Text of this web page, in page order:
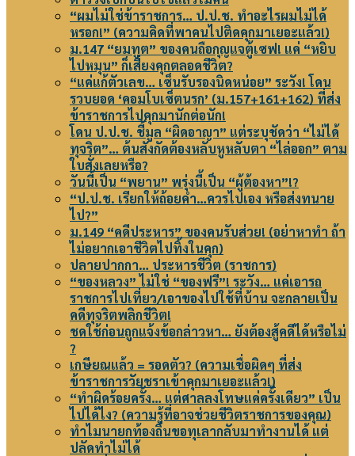
“ผมไม่ใช่ข้าราชการ… ป.ป.ช. ทำอะไรผมไม่ได้
หรอก!” (ความคิดที่พาคนไปติดคุกมาเยอะแล้ว!)
ม.147 “ยมทูต” ของคนถือกุญแจตู้เซฟ! แค่ “หยิบ
ไปหมุน” ก็เสี่ยงคุกตลอดชีวิต?
“แค่แก้ตัวเลข… เซ็นรับรองนิดหน่อย” ระวัง! โดน
รวบยอด ‘คอมโบเซ็ตนรก’ (ม.157+161+162) ที่ส่ง
ข้าราชการไปคุกมานักต่อนัก!
โดน ป.ป.ช. ชี้มูล “ผิดอาญา” แต่ระบุชัดว่า “ไม่ได้
ทุจริต”… ต้นสังกัดต้องหลับหูหลับตา “ไล่ออก” ตาม
ใบสั่งเลยหรือ?
วันนี้เป็น “พยาน” พรุ่งนี้เป็น “ผู้ต้องหา”!?
“ป.ป.ช. เรียกให้ถ้อยคำ…ควรไปเอง หรือส่งทนาย
ไป?”
ม.149 “คดีประหาร” ของคนรับส่วย! (อย่าหาทำ ถ้า
ไม่อยากเอาชีวิตไปทิ้งในคุก)
ปลายปากกา… ประหารชีวิต (ราชการ)
“ของหลวง” ไม่ใช่ “ของฟรี”! ระวัง… แค่เอารถ
ราชการไปเที่ยว/เอาของไปใช้ที่บ้าน จะกลายเป็น
คดีทุจริตพลิกชีวิต!
ชดใช้ก่อนถูกแจ้งข้อกล่าวหา… ยังต้องสู้คดีได้หรือไม่
?
เกษียณแล้ว = รอดตัว? (ความเชื่อผิดๆ ที่ส่ง
ข้าราชการวัยชราเข้าคุกมาเยอะแล้ว!)
“ทำผิดร้อยครั้ง… แต่ศาลลงโทษแค่ครั้งเดียว” เป็น
ไปได้ไง? (ความรู้ที่อาจช่วยชีวิตราชการของคุณ)
ทำไมนายกท้องถิ่นขอทุเลากลับมาทำงานได้ แต่
ปลัดทำไม่ได้